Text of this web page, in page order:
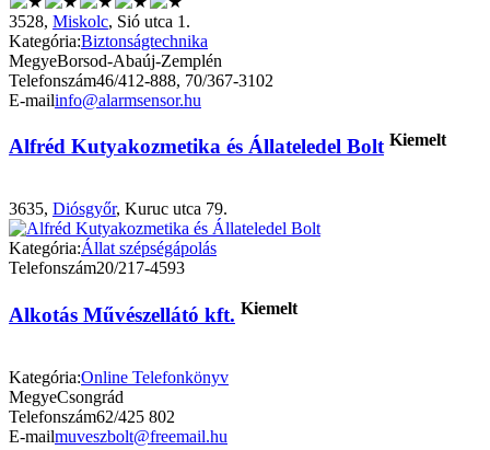
3528, Miskolc, Sió utca 1.
Kategória:Biztonságtechnika
MegyeBorsod-Abaúj-Zemplén
Telefonszám46/412-888, 70/367-3102
E-mailinfo@alarmsensor.hu
Alfréd Kutyakozmetika és Állateledel Bolt Kiemelt
3635, Diósgyőr, Kuruc utca 79.
Kategória:Állat szépségápolás
Telefonszám20/217-4593
Alkotás Művészellátó kft. Kiemelt
Kategória:Online Telefonkönyv
MegyeCsongrád
Telefonszám62/425 802
E-mailmuveszbolt@freemail.hu